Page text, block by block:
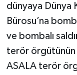
dünyaya Dünya
Bürosu’na
ve bombalı
terör örgütünün
ASALA terör